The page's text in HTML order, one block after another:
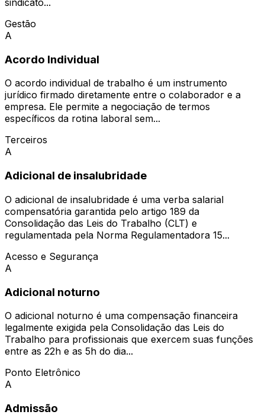
sindicato...
Gestão
A
Acordo Individual
O acordo individual de trabalho é um instrumento
jurídico firmado diretamente entre o colaborador e a
empresa. Ele permite a negociação de termos
específicos da rotina laboral sem...
Terceiros
A
Adicional de insalubridade
O adicional de insalubridade é uma verba salarial
compensatória garantida pelo artigo 189 da
Consolidação das Leis do Trabalho (CLT) e
regulamentada pela Norma Regulamentadora 15...
Acesso e Segurança
A
Adicional noturno
O adicional noturno é uma compensação financeira
legalmente exigida pela Consolidação das Leis do
Trabalho para profissionais que exercem suas funções
entre as 22h e as 5h do dia...
Ponto Eletrônico
A
Admissão